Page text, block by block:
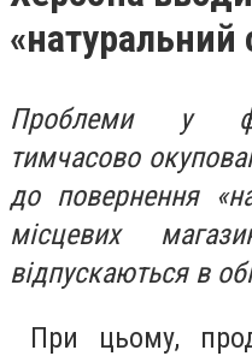
«натуральний
Проблеми у
тимчасово
до повернення
місцевих
відпускаються в
При цьому,